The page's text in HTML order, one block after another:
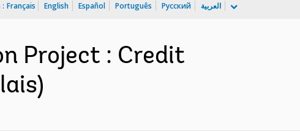
: Français English Español Português Русский العربية
Project : Credit